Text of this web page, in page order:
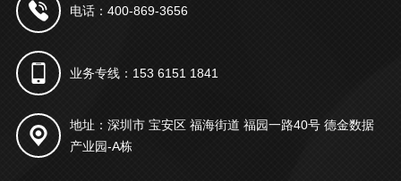
电话：400-869-3656
业务专线：153 6151 1841
地址：深圳市 宝安区 福海街道 福园一路40号 德金数据
产业园-A栋